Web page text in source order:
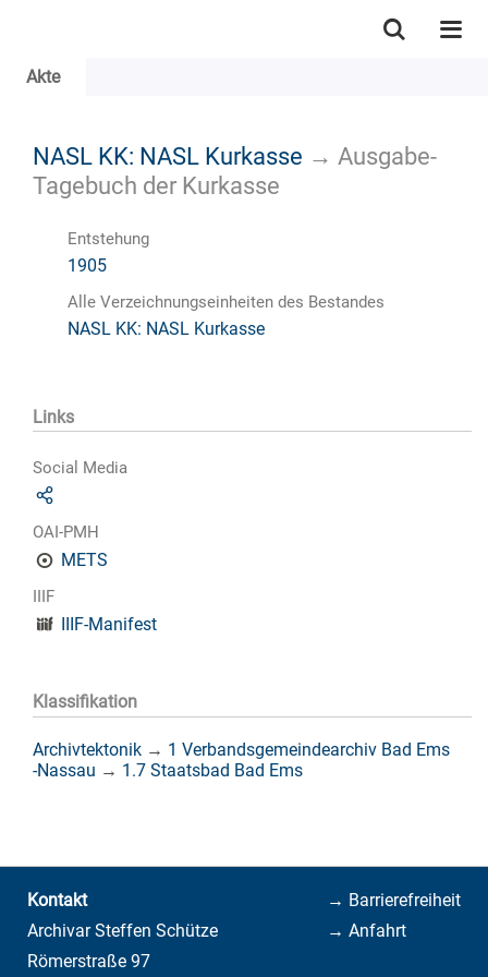
Akte
NASL KK: NASL Kurkasse → Ausgabe-
Tagebuch der Kurkasse
Entstehung
1905
Alle Verzeichnungseinheiten des Bestandes
NASL KK: NASL Kurkasse
Links
Social Media
OAI-PMH
METS
IIIF
IIIF-Manifest
Klassifikation
Archivtektonik → 1 Verbandsgemeindearchiv Bad Ems
-Nassau → 1.7 Staatsbad Bad Ems
→ Barrierefreiheit
→ Anfahrt
Kontakt
Archivar Steffen Schütze
Römerstraße 97